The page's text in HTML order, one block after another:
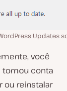
Updates
você
tomou conta
ou reinstalar